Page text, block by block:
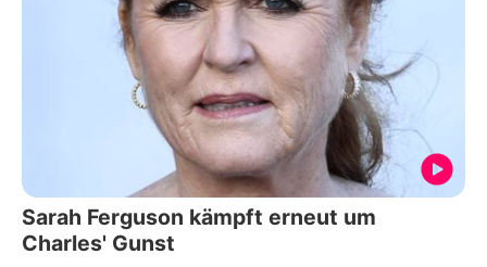
Sarah Ferguson kämpft erneut um
Charles' Gunst